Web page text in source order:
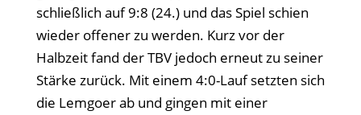
schließlich auf 9:8 (24.) und das Spiel schien
wieder offener zu werden. Kurz vor der
Halbzeit fand der TBV jedoch erneut zu seiner
Stärke zurück. Mit einem 4:0-Lauf setzten sich
die Lemgoer ab und gingen mit einer